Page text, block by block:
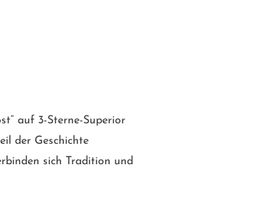
auf 3-Sterne-Superior
der Geschichte
sich Tradition und